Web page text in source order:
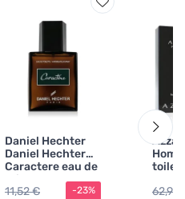
Daniel Hechter
Daniel Hechter
Caractere eau de
toilette da uomo
11,52 €
-23%
62,97